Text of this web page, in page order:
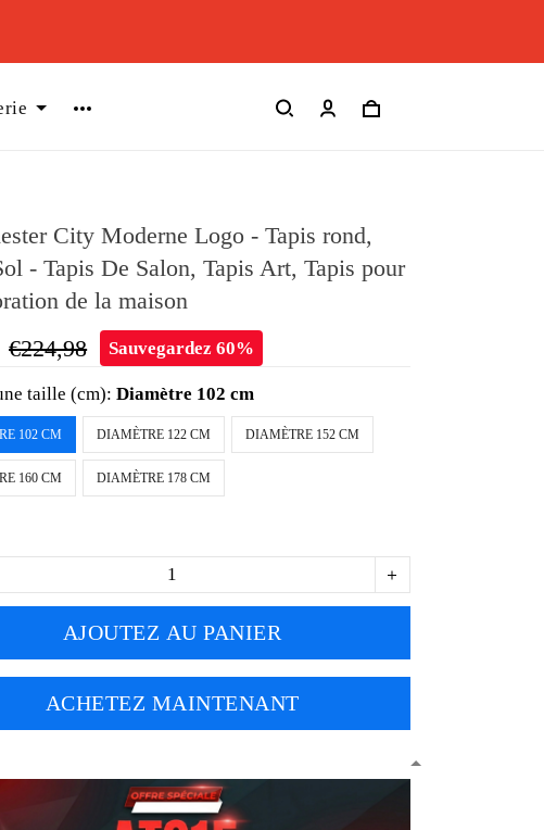
City Moderne Logo - Tapis rond,
- Tapis De Salon, Tapis Art, Tapis pour
de la maison
€224,98 Sauvegardez 60%
taille (cm):Diamètre 102 cm
102 CM DIAMÈTRE 122 CM DIAMÈTRE 152 CM
160 CM DIAMÈTRE 178 CM
AJOUTEZ AU PANIER
ACHETEZ MAINTENANT